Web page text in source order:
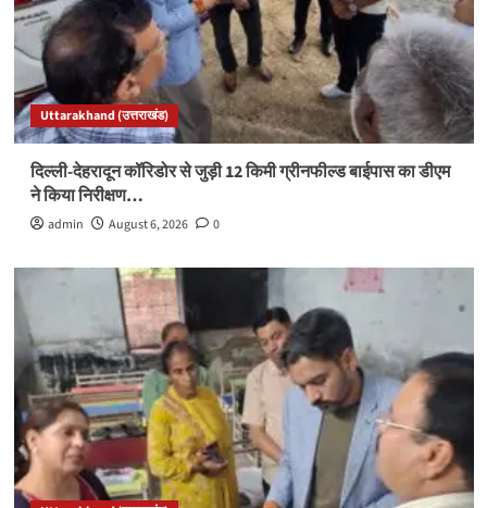
Uttarakhand (उत्तराखंड)
दिल्ली-देहरादून कॉरिडोर से जुड़ी 12 किमी ग्रीनफील्ड बाईपास का डीएम
ने किया निरीक्षण…
admin August 6, 2026 0